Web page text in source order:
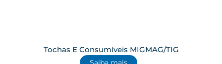
Tochas E Consumíveis MIGMAG/TIG